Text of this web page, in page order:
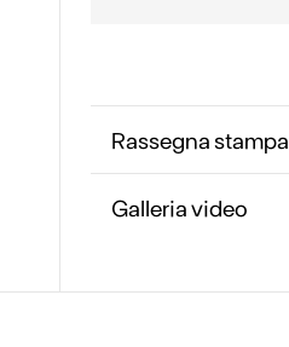
Rassegna stampa
Galleria video